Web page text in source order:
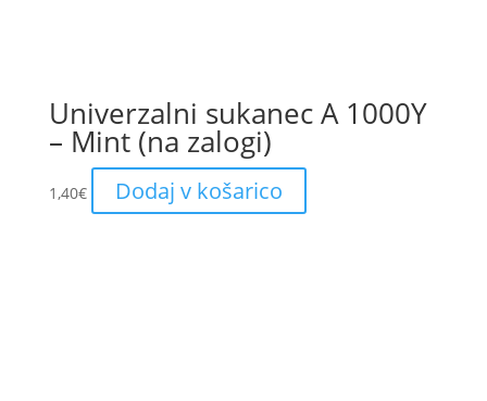
Univerzalni sukanec A 1000Y
– Mint (na zalogi)
1,40€ Dodaj v košarico